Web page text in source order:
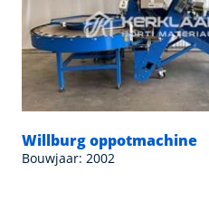
Willburg oppotmachine
Bouwjaar: 2002